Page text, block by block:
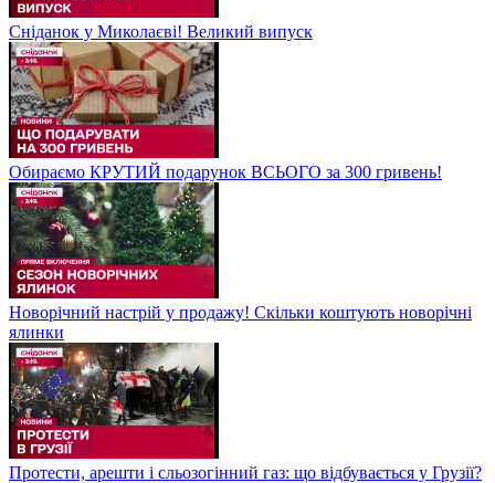
Сніданок у Миколаєві! Великий випуск
Обираємо КРУТИЙ подарунок ВСЬОГО за 300 гривень!
Новорічний настрій у продажу! Скільки коштують новорічні
ялинки
Протести, арешти і сльозогінний газ: що відбувається у Грузії?